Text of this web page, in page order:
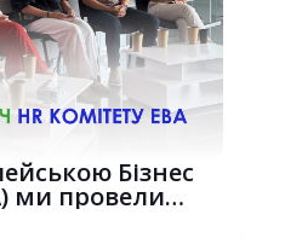
Бізнес
ми провели